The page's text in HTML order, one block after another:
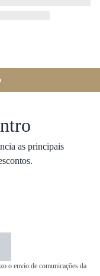
as principais
o envio de comunicações da